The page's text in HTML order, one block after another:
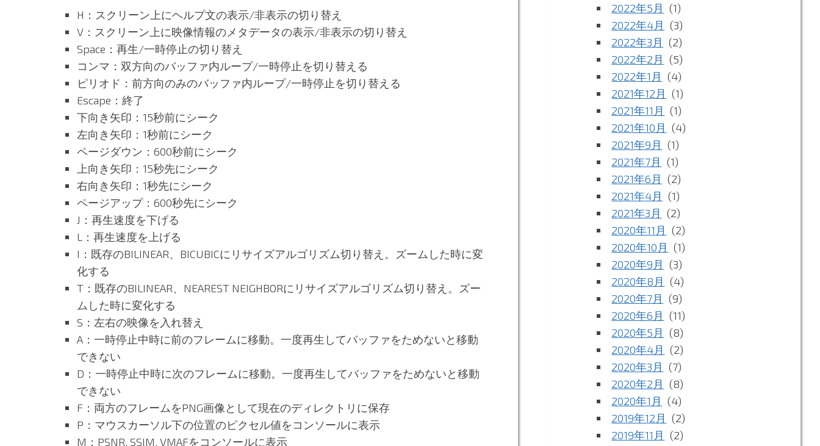
H：スクリーン上にヘルプ文の表示/非表示の切り替え
V：スクリーン上に映像情報のメタデータの表示/非表示の切り替え
Space：再生/一時停止の切り替え
コンマ：双方向のバッファ内ループ/一時停止を切り替える
ピリオド：前方向のみのバッファ内ループ/一時停止を切り替える
Escape：終了
下向き矢印：15秒前にシーク
左向き矢印：1秒前にシーク
ページダウン：600秒前にシーク
上向き矢印：15秒先にシーク
右向き矢印：1秒先にシーク
ページアップ：600秒先にシーク
J：再生速度を下げる
L：再生速度を上げる
I：既存のBILINEAR、BICUBICにリサイズアルゴリズム切り替え。ズームした時に変
化する
T：既存のBILINEAR、NEAREST NEIGHBORにリサイズアルゴリズム切り替え。ズー
ムした時に変化する
S：左右の映像を入れ替え
A：一時停止中時に前のフレームに移動。一度再生してバッファをためないと移動
できない
D：一時停止中時に次のフレームに移動。一度再生してバッファをためないと移動
できない
F：両方のフレームをPNG画像として現在のディレクトリに保存
P：マウスカーソル下の位置のピクセル値をコンソールに表示
M：PSNR, SSIM, VMAFをコンソールに表示
2022年5月 (1)
2022年4月 (3)
2022年3月 (2)
2022年2月 (5)
2022年1月 (4)
2021年12月 (1)
2021年11月 (1)
2021年10月 (4)
2021年9月 (1)
2021年7月 (1)
2021年6月 (2)
2021年4月 (1)
2021年3月 (2)
2020年11月 (2)
2020年10月 (1)
2020年9月 (3)
2020年8月 (4)
2020年7月 (9)
2020年6月 (11)
2020年5月 (8)
2020年4月 (2)
2020年3月 (7)
2020年2月 (8)
2020年1月 (4)
2019年12月 (2)
2019年11月 (2)